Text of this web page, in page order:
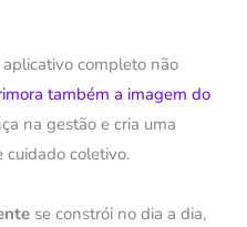
completo não
também a imagem do
na gestão e cria uma
cuidado coletivo.
se constrói no dia a dia,